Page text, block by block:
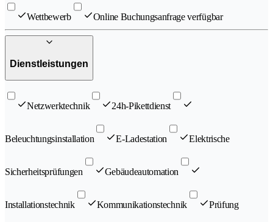
Wettbewerb Online Buchungsanfrage verfügbar
Dienstleistungen
Netzwerktechnik 24h-Pikettdienst
Beleuchtungsinstallation E-Ladestation Elektrische
Sicherheitsprüfungen Gebäudeautomation
Installationstechnik Kommunikationstechnik Prüfung